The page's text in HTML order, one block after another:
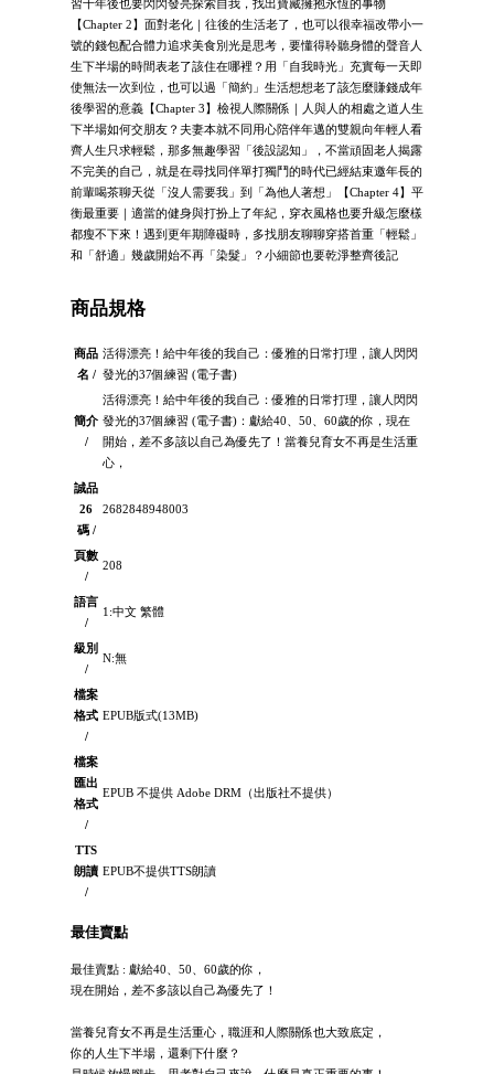
習十年後也要閃閃發亮探索自我，找出寶藏擁抱永恆的事物
【Chapter 2】面對老化｜往後的生活老了，也可以很幸福改帶小一
號的錢包配合體力追求美食別光是思考，要懂得聆聽身體的聲音人
生下半場的時間表老了該住在哪裡？用「自我時光」充實每一天即
使無法一次到位，也可以過「簡約」生活想想老了該怎麼賺錢成年
後學習的意義【Chapter 3】檢視人際關係｜人與人的相處之道人生
下半場如何交朋友？夫妻本就不同用心陪伴年邁的雙親向年輕人看
齊人生只求輕鬆，那多無趣學習「後設認知」，不當頑固老人揭露
不完美的自己，就是在尋找同伴單打獨鬥的時代已經結束邀年長的
前輩喝茶聊天從「沒人需要我」到「為他人著想」【Chapter 4】平
衡最重要｜適當的健身與打扮上了年紀，穿衣風格也要升級怎麼樣
都瘦不下來！遇到更年期障礙時，多找朋友聊聊穿搭首重「輕鬆」
和「舒適」幾歲開始不再「染髮」？小細節也要乾淨整齊後記
商品規格
商品
名 /
活得漂亮！給中年後的我自己：優雅的日常打理，讓人閃閃
發光的37個練習 (電子書)
簡介
/
活得漂亮！給中年後的我自己：優雅的日常打理，讓人閃閃
發光的37個練習 (電子書)：獻給40、50、60歲的你，現在
開始，差不多該以自己為優先了！當養兒育女不再是生活重
心，
誠品
26
碼 /
2682848948003
頁數
/
208
語言
/
1:中文 繁體
級別
/
N:無
檔案
格式
/
EPUB版式(13MB)
檔案
匯出
格式
/
EPUB 不提供 Adobe DRM（出版社不提供）
TTS
朗讀
/
EPUB不提供TTS朗讀
最佳賣點
最佳賣點 : 獻給40、50、60歲的你，
現在開始，差不多該以自己為優先了！
當養兒育女不再是生活重心，職涯和人際關係也大致底定，
你的人生下半場，還剩下什麼？